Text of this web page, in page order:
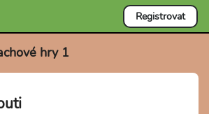
Registrovat
hry 1